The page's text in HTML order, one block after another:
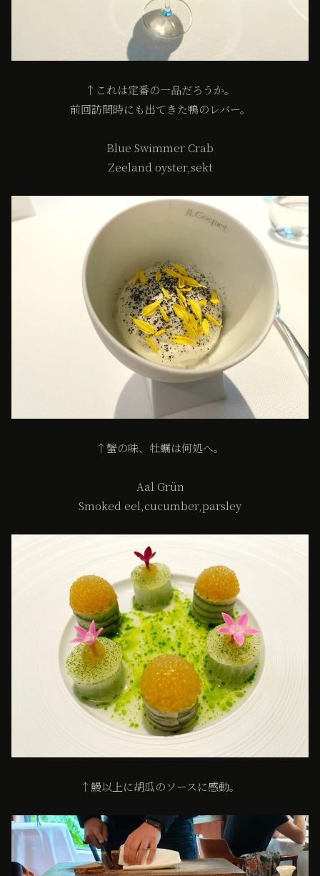
↑これは定番の一品だろうか。
前回訪問時にも出てきた鴨のレバー。
Blue Swimmer Crab
Zeeland oyster,sekt
↑蟹の味、牡蠣は何処へ。
Aal Grün
Smoked eel,cucumber,parsley
↑鰻以上に胡瓜のソースに感動。